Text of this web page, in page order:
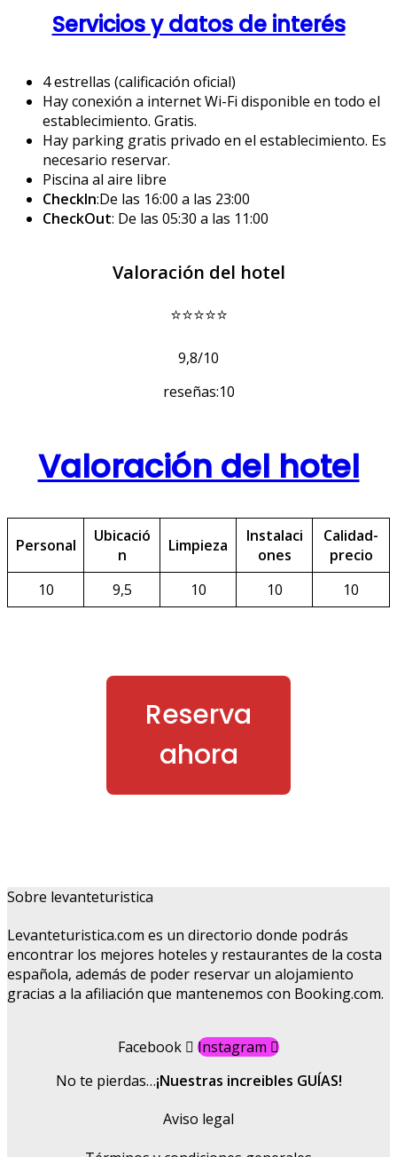
Servicios y datos de interés
4 estrellas (calificación oficial)
Hay conexión a internet Wi-Fi disponible en todo el
establecimiento. Gratis.
Hay parking gratis privado en el establecimiento. Es
necesario reservar.
Piscina al aire libre
CheckIn:De las 16:00 a las 23:00
CheckOut: De las 05:30 a las 11:00
Valoración del hotel
⭐⭐⭐⭐⭐
9,8/10
reseñas:10
Valoración del hotel
Personal
Ubicació
n
Limpieza
Instalaci
ones
Calidad-
precio
10
9,5 10 10 10
Reserva
ahora
Sobre levanteturistica
Levanteturistica.com es un directorio donde podrás
encontrar los mejores hoteles y restaurantes de la costa
española, además de poder reservar un alojamiento
gracias a la afiliación que mantenemos con Booking.com.
Facebook
Instagram
No te pierdas…¡Nuestras increibles GUÍAS!
Aviso legal